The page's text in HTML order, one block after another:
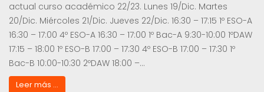
actual curso académico 22/23. Lunes 19/Dic. Martes
20/Dic. Miércoles 21/Dic. Jueves 22/Dic. 16:30 – 17:15 1º ESO-A
16:30 – 17:00 4º ESO-A 16:30 – 17:00 1º Bac-A 9:30-10:00 1ºDAW
17:15 – 18:00 1º ESO-B 17:00 – 17:30 4º ESO-B 17:00 – 17:30 1º
Bac-B 10:00-10:30 2ºDAW 18:00 –…
Leer más ...